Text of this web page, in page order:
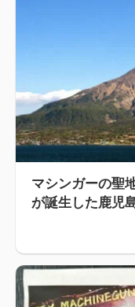
マシンガーの聖
が誕生した鹿児